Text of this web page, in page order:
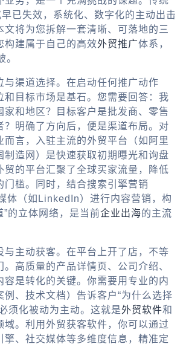
早已失效，系统化、数字化的主动出击
文将为您拆解一套清晰、可落地的三
构建属于自己的高效外贸推广体系，
。
与渠道选择。在启动任何推广动作
和目标市场是基石。您需要回答：我
家和地区？目标客户是批发商、零售
？明确了方向后，便是渠道布局。对
而言，入驻主流的外贸平台
（如阿里
制造网）是快速获取初期曝光和询盘
贸的平台汇聚了全球买家流量，降低
门槛。同时，结合搜索引擎营销
体（如LinkedIn）进行内容营销，构
”的立体网络，是当前企业出海的主流
与主动获客。在平台上开了店，不等
。高质量的产品详情页、公司介绍、
容是转化的关键。你需要用专业的内
例、技术文档）告诉客户“为什么选择
须化被动为主动。这就是外贸软件和
域。利用 外贸获客软件 ，你可以通过
擎、社交媒体等多维度信息，精准定